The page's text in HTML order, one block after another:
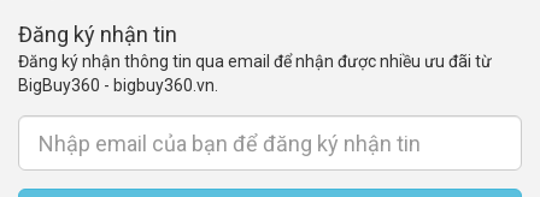
Đăng ký nhận tin
Đăng ký nhận thông tin qua email để nhận được nhiều ưu đãi từ
BigBuy360 - bigbuy360.vn.